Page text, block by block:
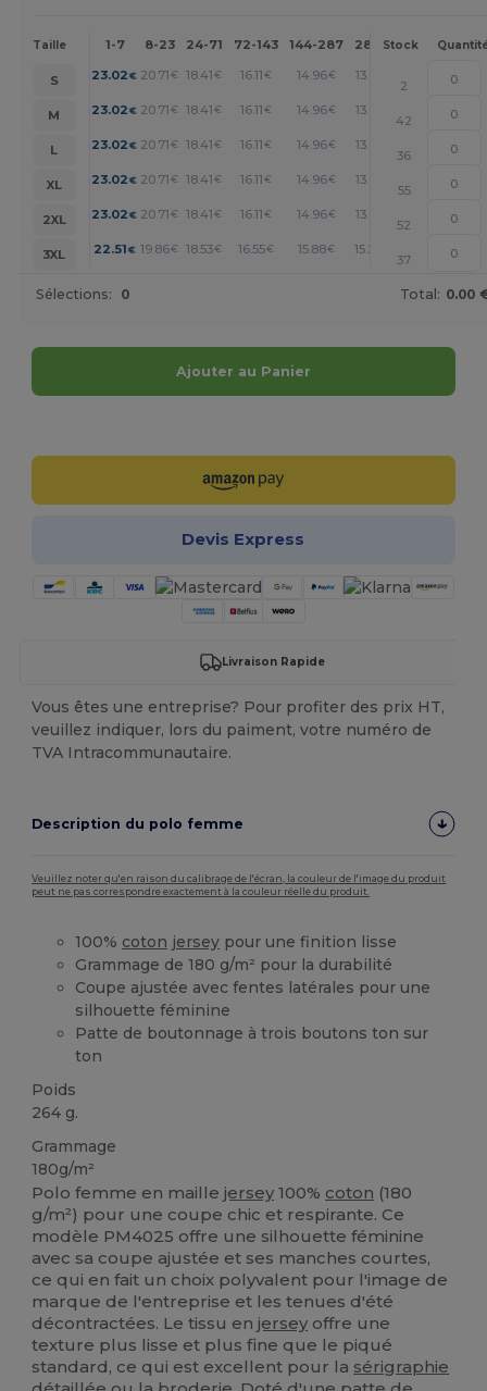
Taille 1-7 8-23 24-71 72-143 144-287 288 + Plus
Stock
S 23.02 € 20.71 € 18.41 € 16.11€ 14.96€ 13.81
2
M
23.02 € 20.71 € 18.41 € 16.11€ 14.96€ 13.81 +
42
L
23.02 € 20.71 € 18.41 € 16.11€ 14.96€ 13.81
36
XL
23.02 € 20.71 € 18.41 € 16.11€ 14.96€ 13.81 +
55
2XL
23.02 € 20.71 € 18.41 € 16.11€ 14.96€ 13.81
52
3XL
22.51€ 19.86€ 18.53€ 16.55€ 15.88€ 15.22 +
37
Sélections: 0 Total: 0.00
Ajouter au Panier
Devis Express
Livraison Rapide
Vous êtes une entreprise? Pour profiter des prix HT,
veuillez indiquer, lors du paiment, votre numéro de
TVA Intracommunautaire.
Description du polo femme
Veuillez noter qu'en raison du calibrage de l'écran, la couleur de l'image du produit
peut ne pas correspondre exactement à la couleur réelle du produit.
100% coton jersey pour une finition lisse
Grammage de 180 g/m² pour la durabilité
Coupe ajustée avec fentes latérales pour une
silhouette féminine
Patte de boutonnage à trois boutons ton sur
ton
Poids
264 g.
Grammage
180g/m²
Polo femme en maillejersey 100% coton (180
g/m²) pour une coupe chic et respirante. Ce
modèle PM4025 offre une silhouette féminine
avec sa coupe ajustée et ses manches courtes,
ce qui en fait un choix polyvalent pour l'image de
marque de l'entreprise et les tenues d'été
décontractées. Le tissu enjersey offre une
texture plus lisse et plus fine que le piqué
standard, ce qui est excellent pour la sérigraphie